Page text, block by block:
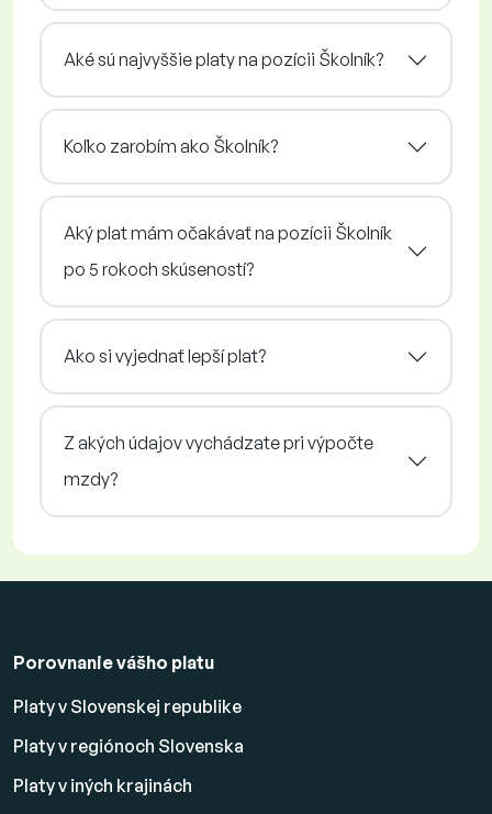
Aké sú najvyššie platy na pozícii Školník?
Koľko zarobím ako Školník?
Aký plat mám očakávať na pozícii Školník
po 5 rokoch skúseností?
Ako si vyjednať lepší plat?
Z akých údajov vychádzate pri výpočte
mzdy?
Porovnanie vášho platu
Platy v Slovenskej republike
Platy v regiónoch Slovenska
Platy v iných krajinách